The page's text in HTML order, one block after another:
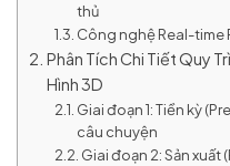
thủ
Công nghệ Real-time
Phân Tích Chi Tiết Quy
Hình 3D
Giai đoạn 1: Tiền kỳ
câu chuyện
Giai đoạn 2: Sản